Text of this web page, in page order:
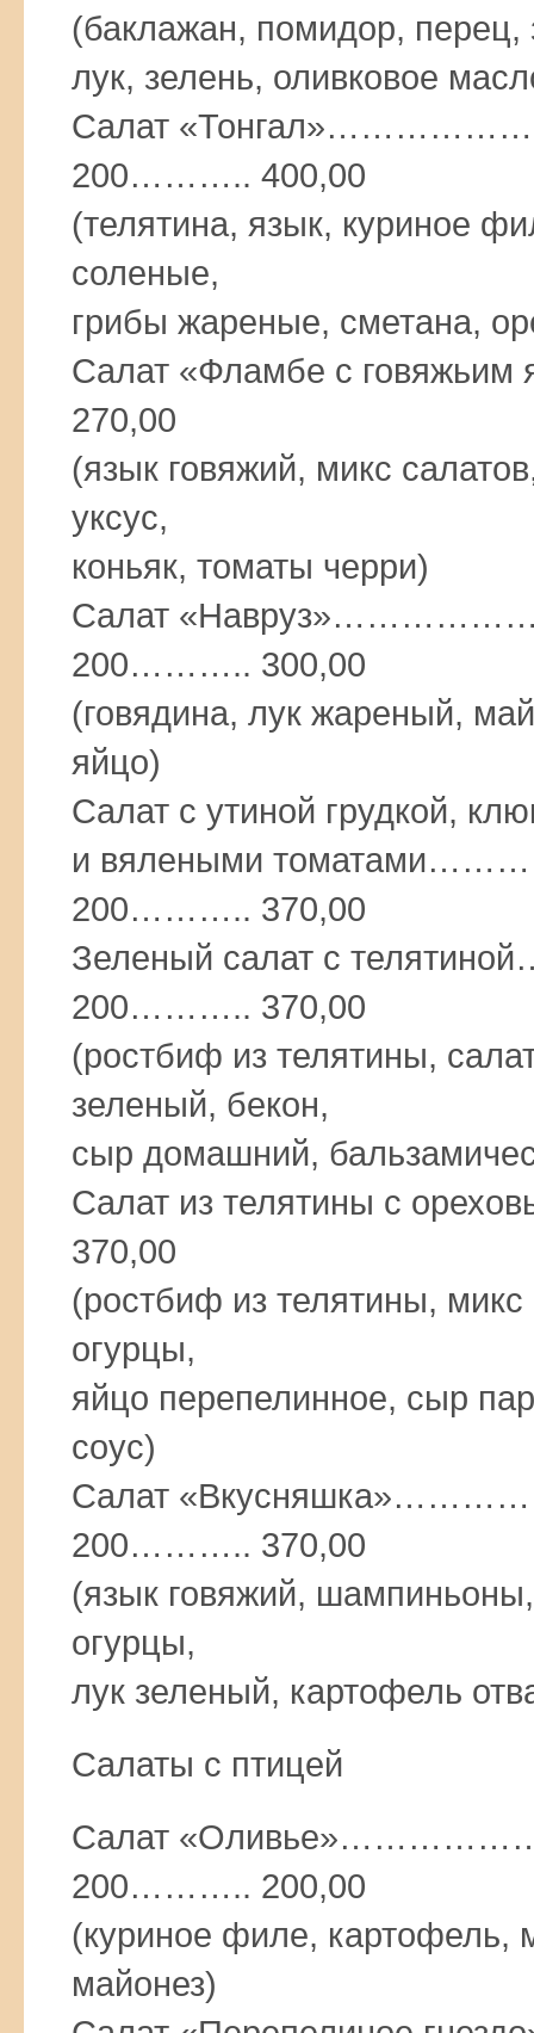
(баклажан, помидор, перец,
лук, зелень, оливковое
Салат
200……….. 400,00
(телятина, язык, куриное
соленые,
грибы жареные, сметана,
Салат «Фламбе с
270,00
(язык говяжий, микс
уксус,
коньяк, томаты черри)
Салат
200……….. 300,00
(говядина, лук жареный,
яйцо)
Салат с утиной грудкой,
и вялеными
200……….. 370,00
Зеленый салат с
200……….. 370,00
(ростбиф из телятины,
зеленый, бекон,
сыр домашний,
Салат из телятины с
370,00
(ростбиф из телятины,
огурцы,
яйцо перепелинное, сыр
соус)
Салат
200……….. 370,00
(язык говяжий,
огурцы,
лук зеленый, картофель
Салаты с птицей
Салат
200……….. 200,00
(куриное филе, картофель,
майонез)